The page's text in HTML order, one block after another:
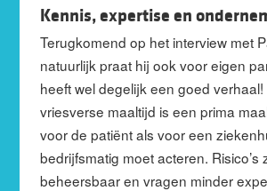
Kennis, expertise en
Terugkomend op het interview met
natuurlijk praat hij ook voor eigen
heeft wel degelijk een goed verhaal!
vriesverse maaltijd is een prima
voor de patiënt als voor een
bedrijfsmatig moet acteren. Risico’s
beheersbaar en vragen minder